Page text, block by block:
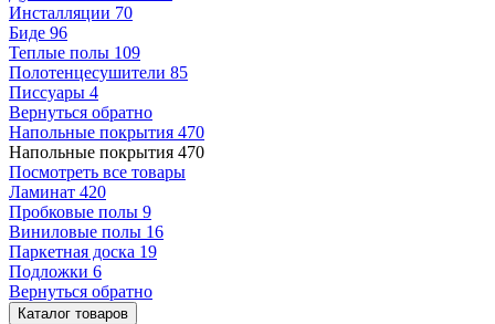
Инсталляции 70
Биде 96
Теплые полы 109
Полотенцесушители 85
Писсуары 4
Вернуться обратно
Напольные покрытия 470
Напольные покрытия 470
Посмотреть все товары
Ламинат 420
Пробковые полы 9
Виниловые полы 16
Паркетная доска 19
Подложки 6
Вернуться обратно
Каталог товаров